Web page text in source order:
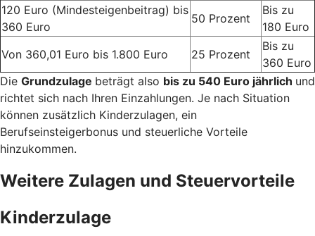
120 Euro (Mindesteigenbeitrag) bis
360 Euro
50 Prozent
Bis zu
180 Euro
Von 360,01 Euro bis 1.800 Euro
25 Prozent
Bis zu
360 Euro
Die Grundzulage beträgt also bis zu 540 Euro jährlich und
richtet sich nach Ihren Einzahlungen. Je nach Situation
können zusätzlich Kinderzulagen, ein
Berufseinsteigerbonus und steuerliche Vorteile
hinzukommen.
Weitere Zulagen und Steuervorteile
Kinderzulage